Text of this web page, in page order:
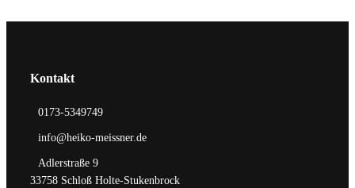
Kontakt
0173-5349749
info@heiko-meissner.de
Adlerstraße 9
33758 Schloß Holte-Stukenbrock